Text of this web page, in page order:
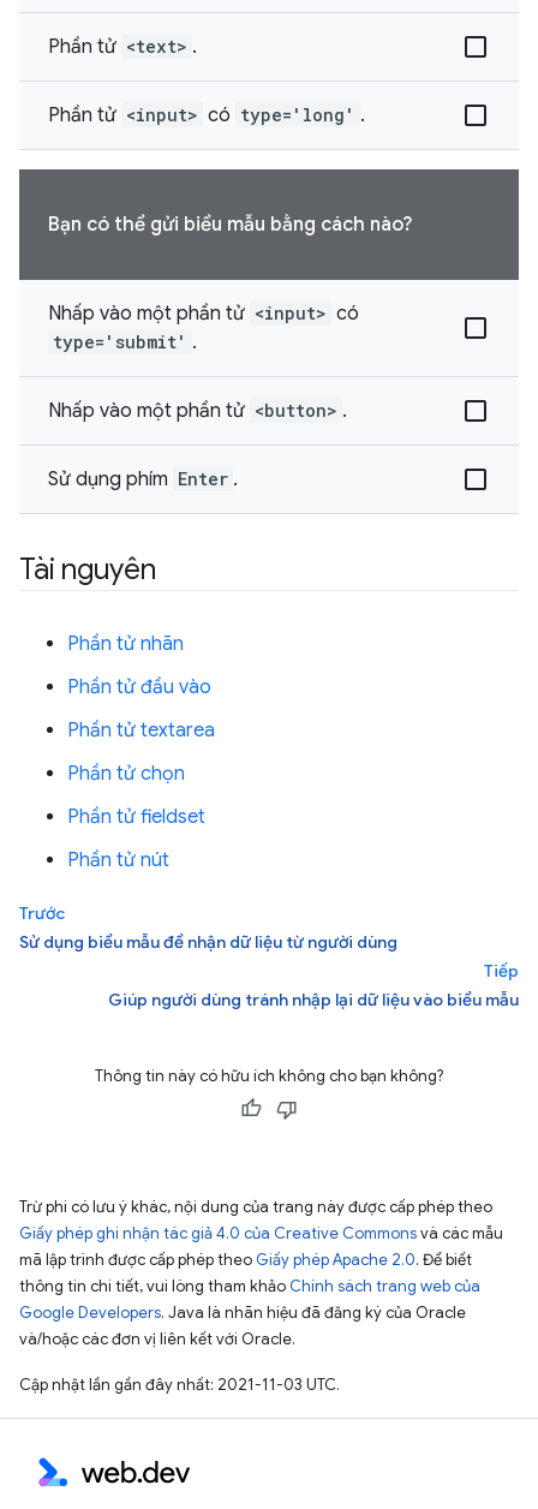
Phần tử <text> .
Phần tử <input> có type='long' .
Bạn có thể gửi biểu mẫu bằng cách nào?
Nhấp vào một phần tử <input> có
type='submit' .
Nhấp vào một phần tử <button> .
Sử dụng phím Enter .
Tài nguyên
Phần tử nhãn
Phần tử đầu vào
Phần tử textarea
Phần tử chọn
Phần tử fieldset
Phần tử nút
Trước
Sử dụng biểu mẫu để nhận dữ liệu từ người dùng
Tiếp
Giúp người dùng tránh nhập lại dữ liệu vào biểu mẫu
Thông tin này có hữu ích không cho bạn không?
Trừ phi có lưu ý khác, nội dung của trang này được cấp phép theo
Giấy phép ghi nhận tác giả 4.0 của Creative Commonsvà các mẫu
mã lập trình được cấp phép theo Giấy phép Apache 2.0. Để biết
thông tin chi tiết, vui lòng tham khảo Chính sách trang web của
Google Developers. Java là nhãn hiệu đã đăng ký của Oracle
và/hoặc các đơn vị liên kết với Oracle.
Cập nhật lần gần đây nhất: 2021-11-03 UTC.